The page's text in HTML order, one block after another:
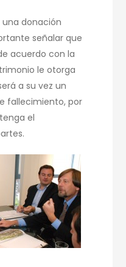
una donación
señalar que
acuerdo con la
le otorga
a su vez un
fallecimiento, por
el